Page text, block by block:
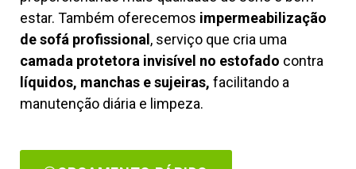
estar. Também oferecemos impermeabilização
de sofá profissional , serviço que cria uma
camada protetora invisível no estofado contra
líquidos, manchas e sujeiras, facilitando a
manutenção diária e limpeza.